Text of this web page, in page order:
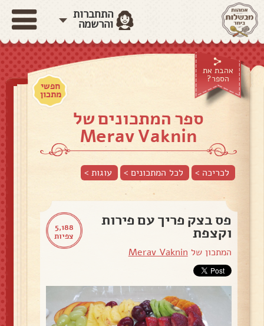
התחברות
והרשמה
אהבת את
הספר?
חפשי
מתכון
ספר המתכונים של
Merav Vaknin
לכריכה > לכל המתכונים > עוגות>
5,188
צפיות
פס בצק פריך עם פירות
וקצפת
המתכון של Merav Vaknin